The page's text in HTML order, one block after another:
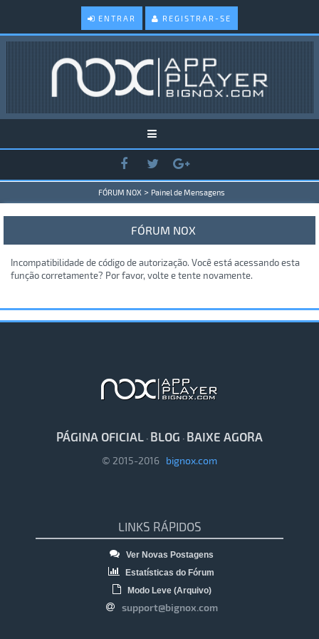
ENTRAR REGISTRAR-SE
FÓRUM NOX > Painel de Mensagens
FÓRUM NOX
Incompatibilidade de código de autorização. Você está acessando esta
função corretamente? Por favor, volte e tente novamente.
PÁGINA OFICIAL · BLOG · BAIXE AGORA
© 2015-2016 bignox.com
LINKS RÁPIDOS
Ver Novas Postagens
Estatísticas do Fórum
Modo Leve (Arquivo)
support@bignox.com